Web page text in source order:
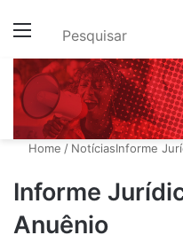
Menu
Home / NotíciasInforme
Informe
Anuênio